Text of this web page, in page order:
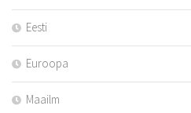
Eesti
Euroopa
Maailm